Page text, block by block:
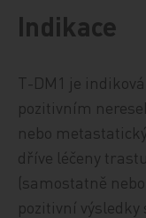
Indikace
T-DM1 je
pozitivním
nebo
dříve léčeny
(samostatně
pozitivní